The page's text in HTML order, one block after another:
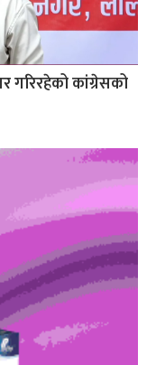
गरिरहेको कांग्रेसको